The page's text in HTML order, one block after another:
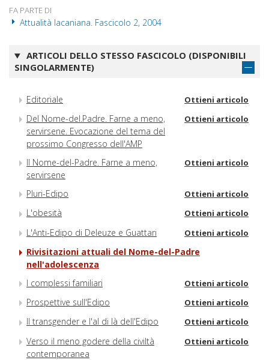
FA PARTE DI
Attualità lacaniana. Fascicolo 2, 2004
ARTICOLI DELLO STESSO FASCICOLO (DISPONIBILI
SINGOLARMENTE)
Editoriale Ottieni articolo
Del Nome-del.Padre. Farne a meno,
servirsene. Evocazione del tema del
prossimo Congresso dell'AMP
Ottieni articolo
Il Nome-del-Padre. Farne a meno,
servirsene
Ottieni articolo
Pluri-Edipo Ottieni articolo
L'obesità Ottieni articolo
L'Anti-Edipo di Deleuze e Guattari Ottieni articolo
Rivisitazioni attuali del Nome-del-Padre
nell'adolescenza
I complessi familiari
Ottieni articolo
Prospettive sull'Edipo Ottieni articolo
Il transgender e l'al di là dell'Edipo Ottieni articolo
Verso il meno godere della civiltà
contemporanea
Ottieni articolo